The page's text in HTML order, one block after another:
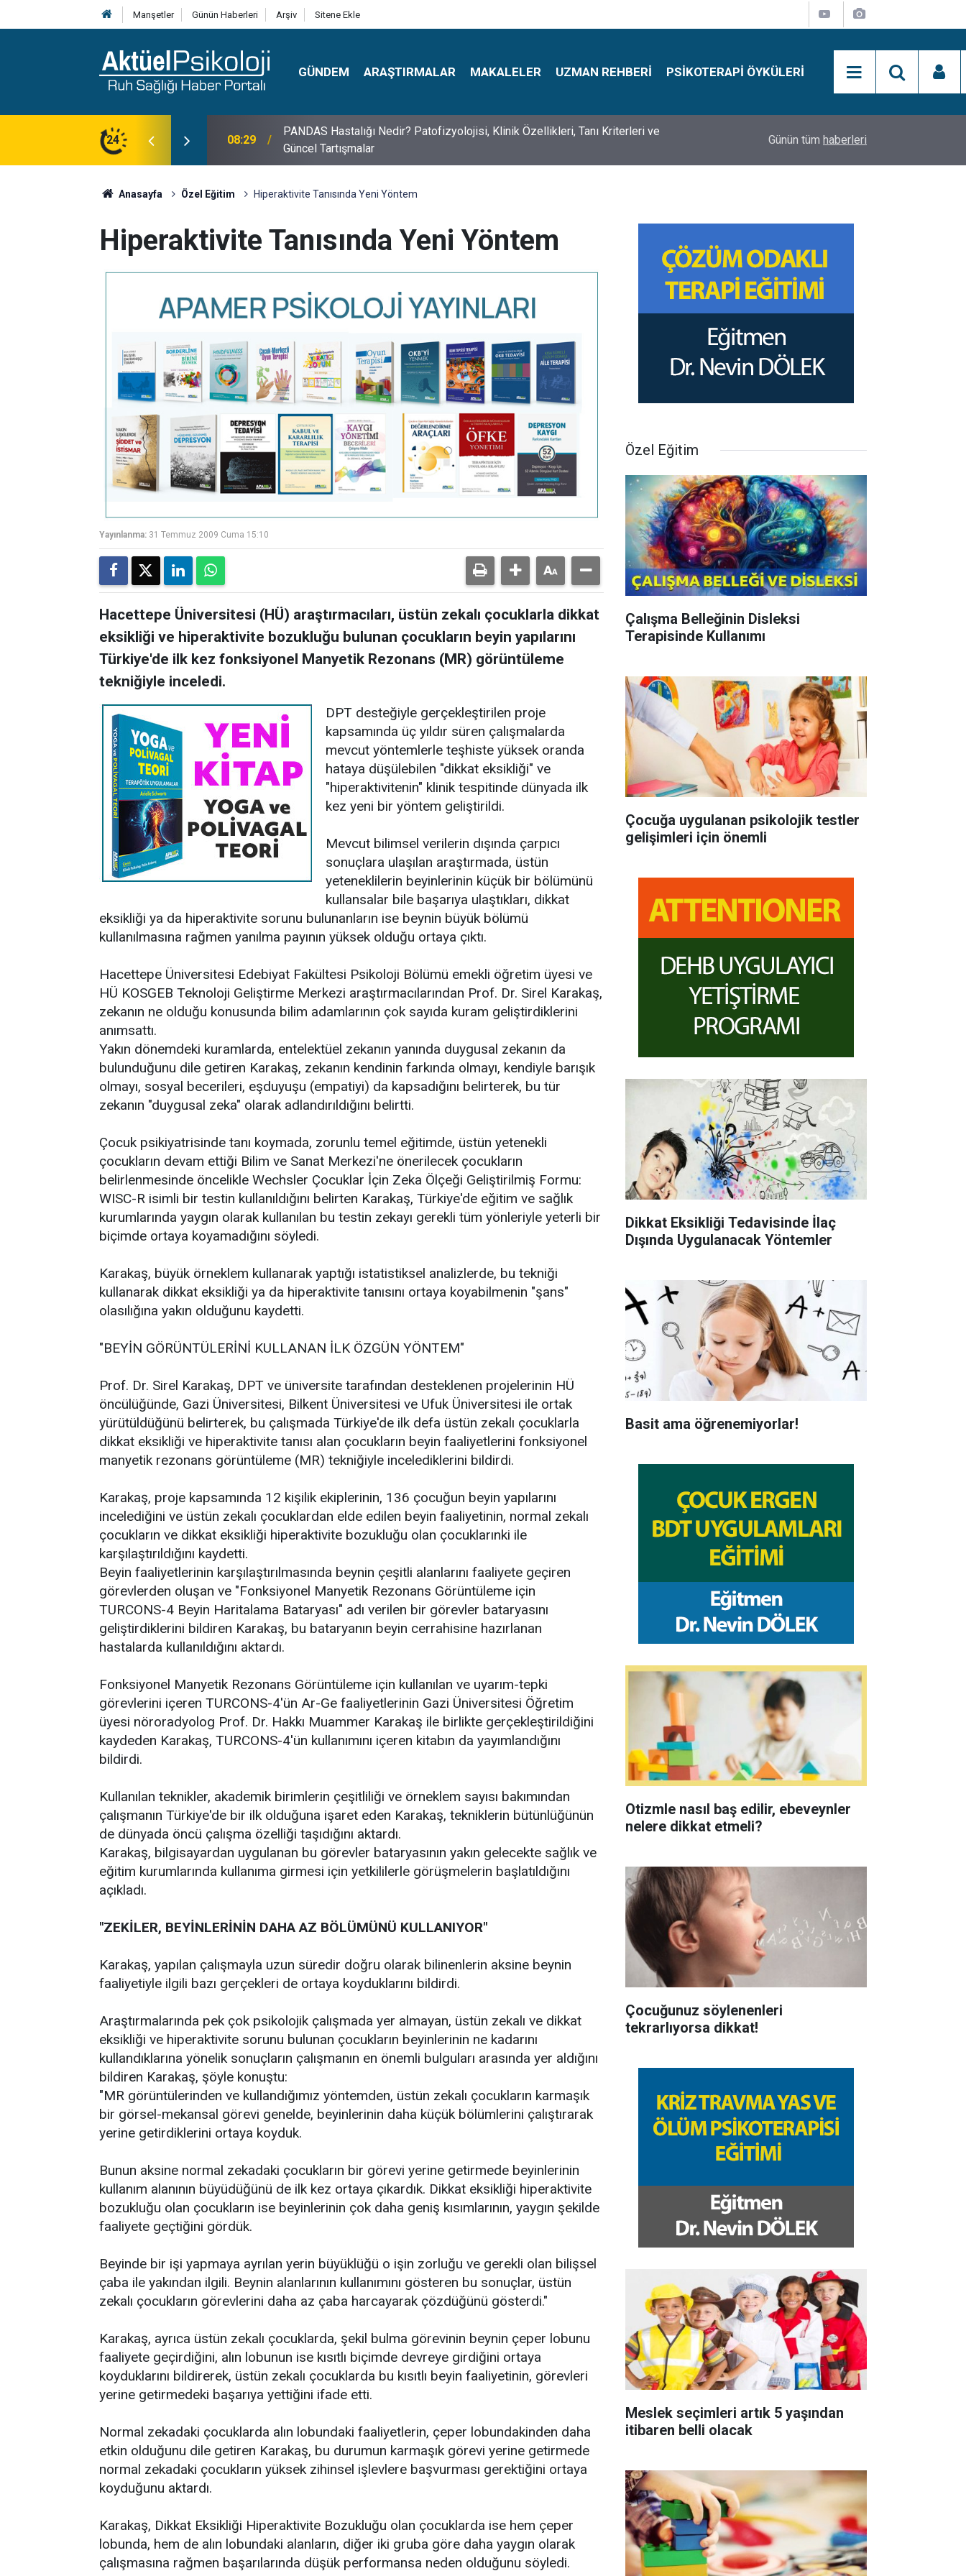
Manşetler Günün Haberleri Arşiv Sitene Ekle
GÜNDEM ARAŞTIRMALAR MAKALELER UZMAN REHBERI PSIKOTERAPI ÖYKÜLERI
24
Klinik Özellikleri, Tanı Kriterleri ve
10:30 10 Mayıs Psikologlar Günü Nasıl Ortaya Çıktı? 10 Mayıs Tarihinin Hikayesi Simon Says Dikkat Programı Nedir?
Günün tüm haberleri
Anasayfa Özel Eğitim Hiperaktivite Tanısında Yeni Yöntem
Hiperaktivite Tanısında Yeni Yöntem
Yayınlanma: 31 Temmuz 2009 Cuma 15:10
Hacettepe Üniversitesi (HÜ) araştırmacıları, üstün zekalı çocuklarla dikkat
eksikliği ve hiperaktivite bozukluğu bulunan çocukların beyin yapılarını
Türkiye'de ilk kez fonksiyonel Manyetik Rezonans (MR) görüntüleme
tekniğiyle inceledi.
DPT desteğiyle gerçekleştirilen proje
kapsamında üç yıldır süren çalışmalarda
mevcut yöntemlerle teşhiste yüksek oranda
hataya düşülebilen "dikkat eksikliği" ve
"hiperaktivitenin" klinik tespitinde dünyada ilk
kez yeni bir yöntem geliştirildi.
Mevcut bilimsel verilerin dışında çarpıcı
sonuçlara ulaşılan araştırmada, üstün
yeteneklilerin beyinlerinin küçük bir bölümünü
kullansalar bile başarıya ulaştıkları, dikkat
eksikliği ya da hiperaktivite sorunu bulunanların ise beynin büyük bölümü
kullanılmasına rağmen yanılma payının yüksek olduğu ortaya çıktı.
Hacettepe Üniversitesi Edebiyat Fakültesi Psikoloji Bölümü emekli öğretim üyesi ve
HÜ KOSGEB Teknoloji Geliştirme Merkezi araştırmacılarından Prof. Dr. Sirel Karakaş,
zekanın ne olduğu konusunda bilim adamlarının çok sayıda kuram geliştirdiklerini
anımsattı.
Yakın dönemdeki kuramlarda, entelektüel zekanın yanında duygusal zekanın da
bulunduğunu dile getiren Karakaş, zekanın kendinin farkında olmayı, kendiyle barışık
olmayı, sosyal becerileri, eşduyuşu (empatiyi) da kapsadığını belirterek, bu tür
zekanın "duygusal zeka" olarak adlandırıldığını belirtti.
Çocuk psikiyatrisinde tanı koymada, zorunlu temel eğitimde, üstün yetenekli
çocukların devam ettiği Bilim ve Sanat Merkezi'ne önerilecek çocukların
belirlenmesinde öncelikle Wechsler Çocuklar İçin Zeka Ölçeği Geliştirilmiş Formu:
WISC-R isimli bir testin kullanıldığını belirten Karakaş, Türkiye'de eğitim ve sağlık
kurumlarında yaygın olarak kullanılan bu testin zekayı gerekli tüm yönleriyle yeterli bir
biçimde ortaya koyamadığını söyledi.
Karakaş, büyük örneklem kullanarak yaptığı istatistiksel analizlerde, bu tekniği
kullanarak dikkat eksikliği ya da hiperaktivite tanısını ortaya koyabilmenin "şans"
olasılığına yakın olduğunu kaydetti.
"BEYİN GÖRÜNTÜLERİNİ KULLANAN İLK ÖZGÜN YÖNTEM"
Prof. Dr. Sirel Karakaş, DPT ve üniversite tarafından desteklenen projelerinin HÜ
öncülüğünde, Gazi Üniversitesi, Bilkent Üniversitesi ve Ufuk Üniversitesi ile ortak
yürütüldüğünü belirterek, bu çalışmada Türkiye'de ilk defa üstün zekalı çocuklarla
dikkat eksikliği ve hiperaktivite tanısı alan çocukların beyin faaliyetlerini fonksiyonel
manyetik rezonans görüntüleme (MR) tekniğiyle incelediklerini bildirdi.
Karakaş, proje kapsamında 12 kişilik ekiplerinin, 136 çocuğun beyin yapılarını
incelediğini ve üstün zekalı çocuklardan elde edilen beyin faaliyetinin, normal zekalı
çocukların ve dikkat eksikliği hiperaktivite bozukluğu olan çocuklarınki ile
karşılaştırıldığını kaydetti.
Beyin faaliyetlerinin karşılaştırılmasında beynin çeşitli alanlarını faaliyete geçiren
görevlerden oluşan ve "Fonksiyonel Manyetik Rezonans Görüntüleme için
TURCONS-4 Beyin Haritalama Bataryası" adı verilen bir görevler bataryasını
geliştirdiklerini bildiren Karakaş, bu bataryanın beyin cerrahisine hazırlanan
hastalarda kullanıldığını aktardı.
Fonksiyonel Manyetik Rezonans Görüntüleme için kullanılan ve uyarım-tepki
görevlerini içeren TURCONS-4'ün Ar-Ge faaliyetlerinin Gazi Üniversitesi Öğretim
üyesi nöroradyolog Prof. Dr. Hakkı Muammer Karakaş ile birlikte gerçekleştirildiğini
kaydeden Karakaş, TURCONS-4'ün kullanımını içeren kitabın da yayımlandığını
bildirdi.
Kullanılan teknikler, akademik birimlerin çeşitliliği ve örneklem sayısı bakımından
çalışmanın Türkiye'de bir ilk olduğuna işaret eden Karakaş, tekniklerin bütünlüğünün
de dünyada öncü çalışma özelliği taşıdığını aktardı.
Karakaş, bilgisayardan uygulanan bu görevler bataryasının yakın gelecekte sağlık ve
eğitim kurumlarında kullanıma girmesi için yetkililerle görüşmelerin başlatıldığını
açıkladı.
"ZEKİLER, BEYİNLERİNİN DAHA AZ BÖLÜMÜNÜ KULLANIYOR"
Karakaş, yapılan çalışmayla uzun süredir doğru olarak bilinenlerin aksine beynin
faaliyetiyle ilgili bazı gerçekleri de ortaya koyduklarını bildirdi.
Araştırmalarında pek çok psikolojik çalışmada yer almayan, üstün zekalı ve dikkat
eksikliği ve hiperaktivite sorunu bulunan çocukların beyinlerinin ne kadarını
kullandıklarına yönelik sonuçların çalışmanın en önemli bulguları arasında yer aldığını
bildiren Karakaş, şöyle konuştu:
"MR görüntülerinden ve kullandığımız yöntemden, üstün zekalı çocukların karmaşık
bir görsel-mekansal görevi genelde, beyinlerinin daha küçük bölümlerini çalıştırarak
yerine getirdiklerini ortaya koyduk.
Bunun aksine normal zekadaki çocukların bir görevi yerine getirmede beyinlerinin
kullanım alanının büyüdüğünü de ilk kez ortaya çıkardık. Dikkat eksikliği hiperaktivite
bozukluğu olan çocukların ise beyinlerinin çok daha geniş kısımlarının, yaygın şekilde
faaliyete geçtiğini gördük.
Beyinde bir işi yapmaya ayrılan yerin büyüklüğü o işin zorluğu ve gerekli olan bilişsel
çaba ile yakından ilgili. Beynin alanlarının kullanımını gösteren bu sonuçlar, üstün
zekalı çocukların görevlerini daha az çaba harcayarak çözdüğünü gösterdi."
Karakaş, ayrıca üstün zekalı çocuklarda, şekil bulma görevinin beynin çeper lobunu
faaliyete geçirdiğini, alın lobunun ise kısıtlı biçimde devreye girdiğini ortaya
koyduklarını bildirerek, üstün zekalı çocuklarda bu kısıtlı beyin faaliyetinin, görevleri
yerine getirmedeki başarıya yettiğini ifade etti.
Normal zekadaki çocuklarda alın lobundaki faaliyetlerin, çeper lobundakinden daha
etkin olduğunu dile getiren Karakaş, bu durumun karmaşık görevi yerine getirmede
normal zekadaki çocukların yüksek zihinsel işlevlere başvurması gerektiğini ortaya
koyduğunu aktardı.
Karakaş, Dikkat Eksikliği Hiperaktivite Bozukluğu olan çocuklarda ise hem çeper
lobunda, hem de alın lobundaki alanların, diğer iki gruba göre daha yaygın olarak
çalışmasına rağmen başarılarında düşük performansa neden olduğunu söyledi.
Özel Eğitim
Çalışma Belleğinin Disleksi
Terapisinde Kullanımı
Çocuğa uygulanan psikolojik testler
gelişimleri için önemli
Dikkat Eksikliği Tedavisinde İlaç
Dışında Uygulanacak Yöntemler
Basit ama öğrenemiyorlar!
Otizmle nasıl baş edilir, ebeveynler
nelere dikkat etmeli?
Çocuğunuz söylenenleri
tekrarlıyorsa dikkat!
Meslek seçimleri artık 5 yaşından
itibaren belli olacak